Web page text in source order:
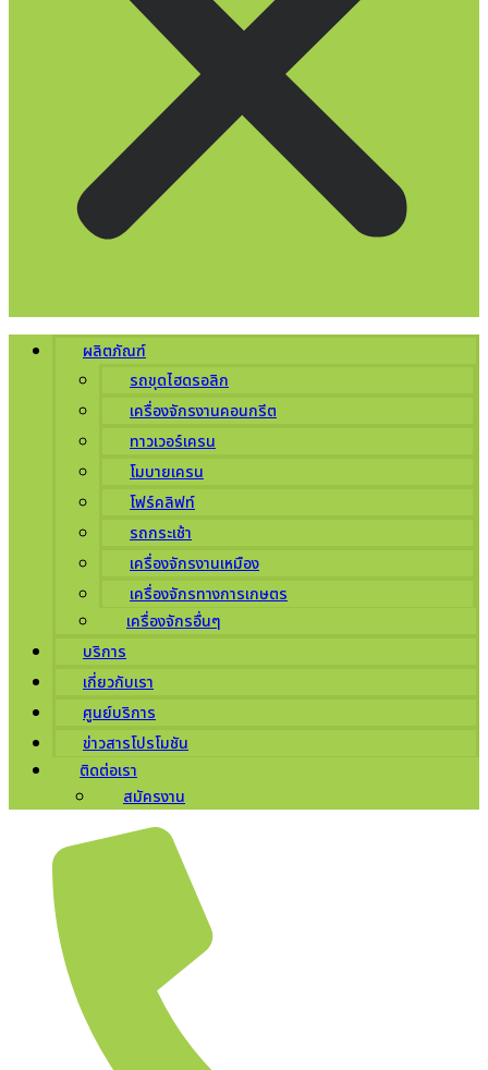
ผลิตภัณฑ์
รถขุดไฮดรอลิก
เครื่องจักรงานคอนกรีต
ทาวเวอร์เครน
โมบายเครน
โฟร์คลิฟท์
รถกระเช้า
เครื่องจักรงานเหมือง
เครื่องจักรทางการเกษตร
เครื่องจักรอื่นๆ
บริการ
เกี่ยวกับเรา
ศูนย์บริการ
ข่าวสารโปรโมชัน
ติดต่อเรา
สมัครงาน